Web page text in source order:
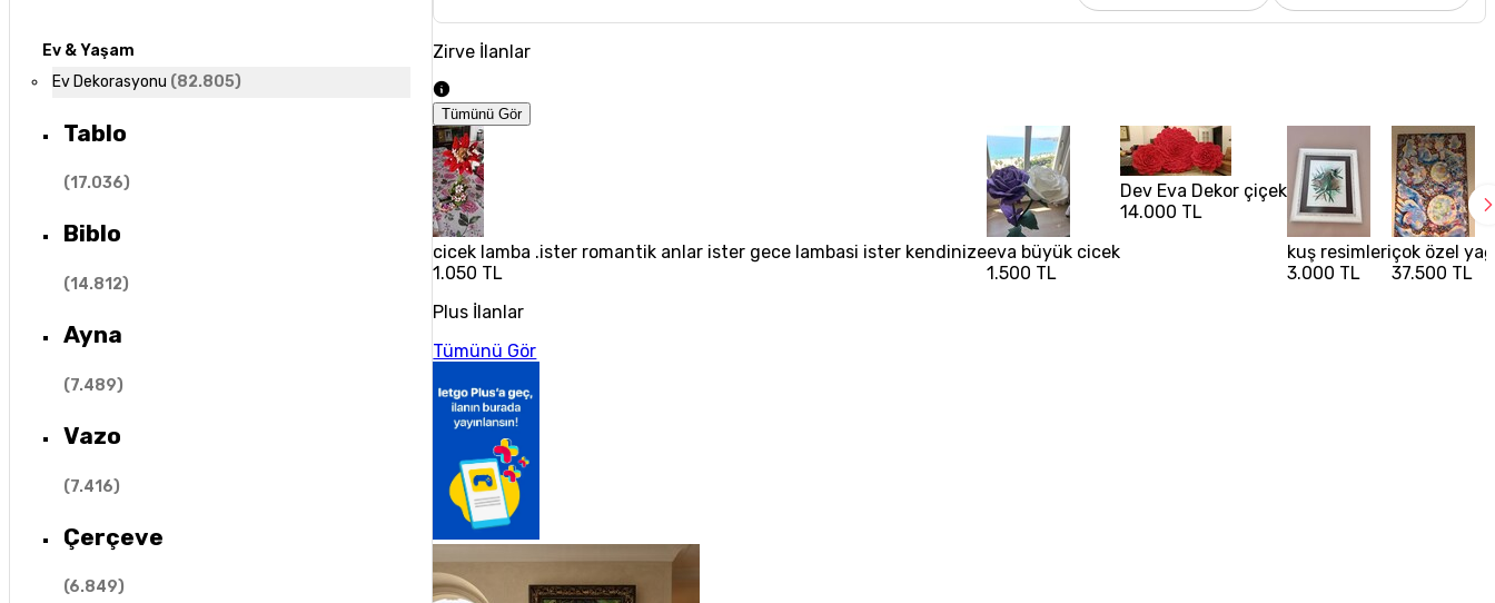
Ev & Yaşam
Ev Dekorasyonu (82.805)
Tablo
(17.036)
Biblo
(14.812)
Ayna
(7.489)
Vazo
(7.416)
Çerçeve
(6.849)
Zirve İlanlar
Tümünü Gör
cicek lamba .ister romantik anlar ister gece lambasi ister kendinize
1.050 TL
eva büyük cicek
1.500 TL
Dev Eva Dekor çiçek
14.000 TL
kuş resimleri
3.000 TL
çok özel
37.500 TL
Plus İlanlar
Tümünü Gör